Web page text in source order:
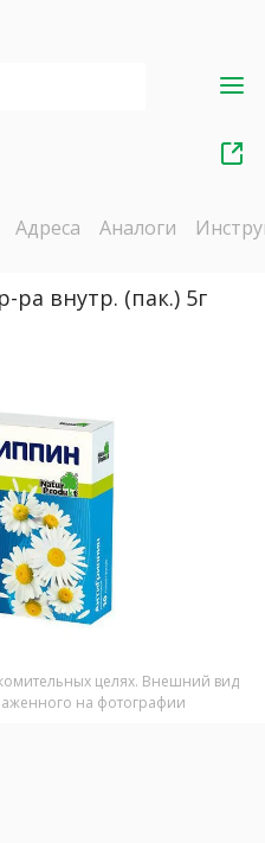
Адреса Аналоги
внутр. (пак.) 5г
целях. Внешний вид
на фотографии